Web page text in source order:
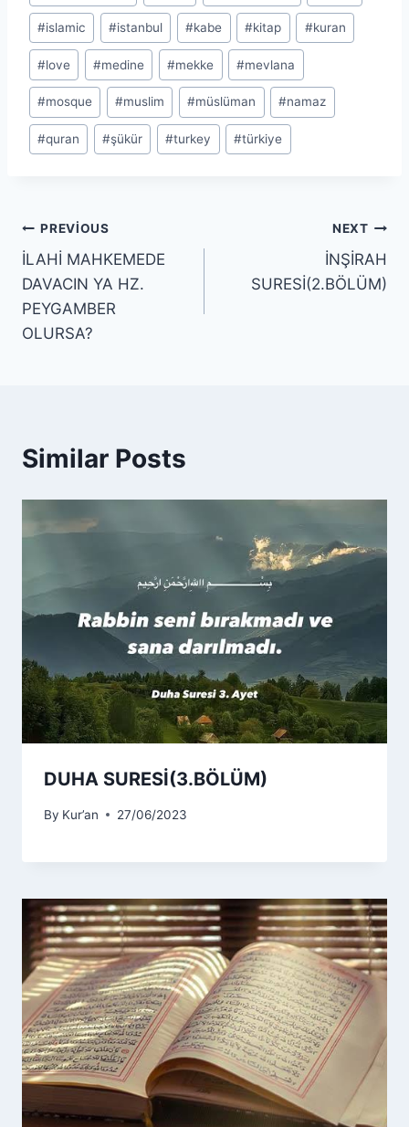
#islamic #istanbul #kabe #kitap #kuran
#love #medine #mekke #mevlana
#mosque #muslim #müslüman #namaz
#quran #şükür #turkey #türkiye
Yazı
gezinmesi
PREVIOUS
İLAHİ MAHKEMEDE
DAVACIN YA HZ.
PEYGAMBER
OLURSA?
NEXT
İNŞİRAH
SURESİ(2.BÖLÜM)
Similar Posts
DUHA SURESİ(3.BÖLÜM)
By Kur’an 27/06/2023